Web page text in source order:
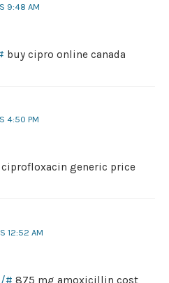
9:48 AM
buy cipro online canada
4:50 PM
ciprofloxacin generic price
12:52 AM
# 875 mg amoxicillin cost